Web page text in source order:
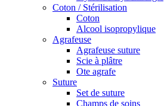
Coton / Stérilisation
Coton
Alcool isopropylique
Agrafeuse
Agrafeuse suture
Scie à plâtre
Ote agrafe
Suture
Set de suture
Champs de soins